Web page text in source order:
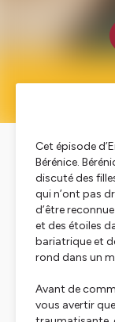
Cet épisode d’
Bérénice.
discuté des
qui n’ont pas
d’être
et des étoiles
bariatrique et
rond dans un
Avant de
vous avertir